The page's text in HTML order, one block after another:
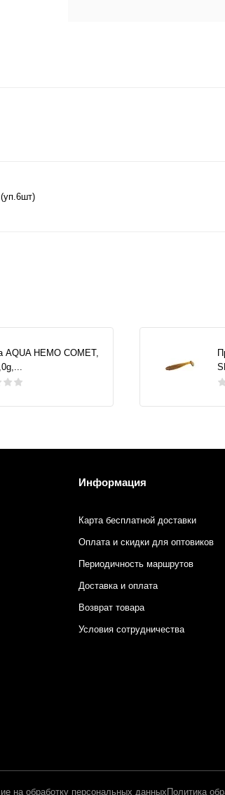
AQUA НЕМО COMET,
Информация
Карта бесплатной доставки
Оплата и скидки для оптовиков
Периодичность маршрутов
Доставка и оплата
Возврат товара
Условия сотрудничества
на обработку персональных данных Политика